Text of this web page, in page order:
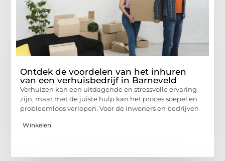
Ontdek de voordelen van het inhuren
van een verhuisbedrijf in Barneveld
Verhuizen kan een uitdagende en stressvolle ervaring
zijn, maar met de juiste hulp kan het proces soepel en
probleemloos verlopen. Voor de inwoners en bedrijven
Winkelen